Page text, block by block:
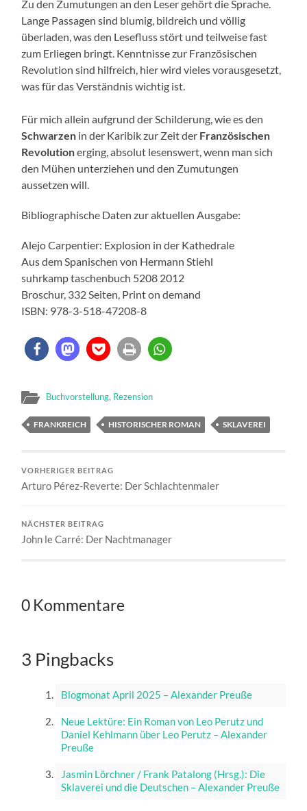
Zu den Zumutungen an den Leser gehört die Sprache.
Lange Passagen sind blumig, bildreich und völlig
überladen, was den Lesefluss stört und teilweise fast
zum Erliegen bringt. Kenntnisse zur Französischen
Revolution sind hilfreich, hier wird vieles vorausgesetzt,
was für das Verständnis wichtig ist.
Für mich allein aufgrund der Schilderung, wie es den
Schwarzen in der Karibik zur Zeit der Französischen
Revolutionerging, absolut lesenswert, wenn man sich
den Mühen unterziehen und den Zumutungen
aussetzen will.
Bibliographische Daten zur aktuellen Ausgabe:
Alejo Carpentier: Explosion in der Kathedrale
Aus dem Spanischen von Hermann Stiehl
suhrkamp taschenbuch 5208 2012
Broschur, 332 Seiten, Print on demand
ISBN: 978-3-518-47208-8
Buchvorstellung, Rezension
FRANKREICH HISTORISCHER ROMAN SKLAVEREI
VORHERIGER BEITRAG
Arturo Pérez-Reverte: Der Schlachtenmaler
NÄCHSTER BEITRAG
John le Carré: Der Nachtmanager
0 Kommentare
3 Pingbacks
Blogmonat April 2025 – Alexander Preuße
Neue Lektüre: Ein Roman von Leo Perutz und
Daniel Kehlmann über Leo Perutz – Alexander
Preuße
Jasmin Lörchner / Frank Patalong (Hrsg.): Die
Sklaverei und die Deutschen – Alexander Preuße